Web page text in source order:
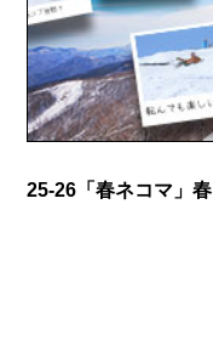
25-26「春ネコマ」